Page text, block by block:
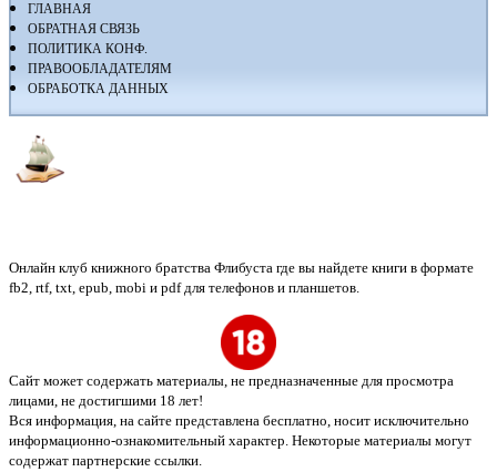
ГЛАВНАЯ
ОБРАТНАЯ СВЯЗЬ
ПОЛИТИКА КОНФ.
ПРАВООБЛАДАТЕЛЯМ
ОБРАБОТКА ДАННЫХ
Онлайн клуб книжного братства Флибуста где вы найдете книги в формате
fb2, rtf, txt, epub, mobi и pdf для телефонов и планшетов.
Сайт может содержать материалы, не предназначенные для просмотра
лицами, не достигшими 18 лет!
Вся информация, на сайте представлена бесплатно, носит исключительно
информационно-ознакомительный характер. Некоторые материалы могут
содержат партнерские ссылки.